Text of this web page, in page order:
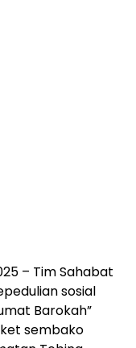
– Tim Sahabat
sosial
Barokah”
sembako